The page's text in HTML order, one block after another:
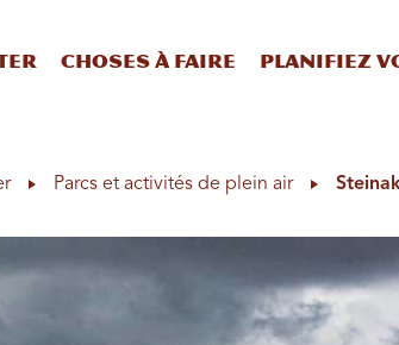
Choses à faire Planifiez
Parcs et activités de plein air